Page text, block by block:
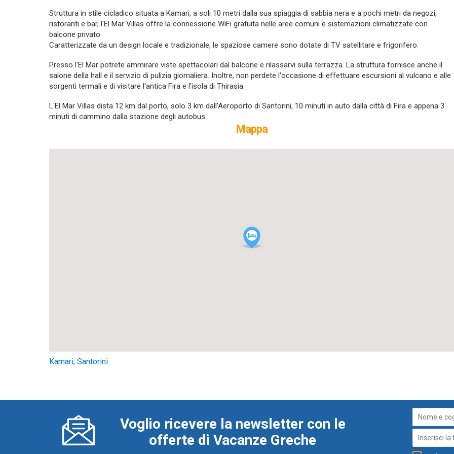
​Struttura in stile cicladico situata a Kamari, a soli 10 metri dalla sua spiaggia di sabbia nera e a pochi metri da negozi,
ristoranti e bar, l'El Mar Villas offre la connessione WiFi gratuita nelle aree comuni e sistemazioni climatizzate con
balcone privato.
Caratterizzate da un design locale e tradizionale, le spaziose camere sono dotate di TV satellitare e frigorifero.
Presso l'El Mar potrete ammirare viste spettacolari dal balcone e rilassarvi sulla terrazza. La struttura fornisce anche il
salone della hall e il servizio di pulizia giornaliera. Inoltre, non perdete l'occasione di effettuare escursioni al vulcano e alle
sorgenti termali e di visitare l'antica Fira e l'isola di Thirasia.
L'El Mar Villas dista 12 km dal porto, solo 3 km dall'Aeroporto di Santorini, 10 minuti in auto dalla città di Fira e appena 3
minuti di cammino dalla stazione degli autobus.
Mappa
Kamari, Santorini
Voglio ricevere la newsletter con le
offerte di Vacanze Greche